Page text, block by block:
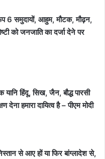
6 समुदायों, आहुम, मौटक, मौढ़न,
को जनजाति का दर्जा देने पर
हिंदू, सिख, जैन, बौद्ध पारसी
हमारा दायित्व है – पीएम मोदी
से आए हों या फिर बांग्लादेश से,